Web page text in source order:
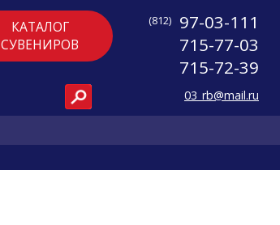
(812)
97-03-111
715-77-03
715-72-39
03_rb@mail.ru
КАТАЛОГ
СУВЕНИРОВ